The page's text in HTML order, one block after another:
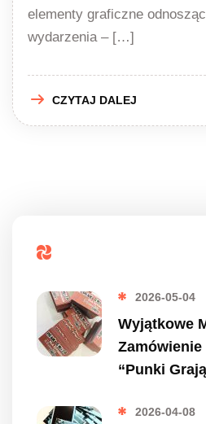
elementy graficzne
wydarzenia – […]
CZYTAJ DALEJ
2026-05-04
Wyjątkowe
Zamówienie
“Punki
2026-04-08